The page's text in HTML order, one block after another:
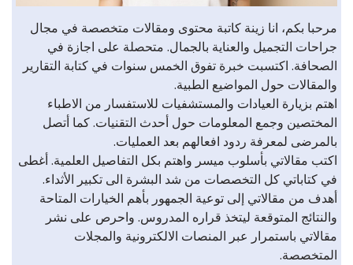
مرحبا بكم، انا زينة كاتبة محتوى ومقالات متخصصة في مجال
جراحات التجميل والعناية بالجمال. متحصلة على اجازة في
الصحافة. اكتسبت خبرة تفوق الخمس سنوات في كتابة التقارير
والمقالات حول المواضيع الطبية.
اهتم بزيارة العيادات والمستشفيات للاستفسار من الاطباء
المختصين وجمع المعلومات حول أحدث التقنيات. كما أتصل
بالمرضى لمعرفة ردود افعالهم بعد العمليات.
اكتب مقالاتي بأسلوب ميسر واهتم بكل التفاصيل العلمية. أغطى
في كتاباتي كل التخصصات من شد البشرة الى تكبير الأثداء.
أهدف من مقالاتي إلى توعية الجمهور بأهم الخيارات المتاحة
والنتائج المتوقعة ليتخذ قراره المدروس. واحرص على نشر
مقالاتي باستمرار عبر المنصات الالكترونية والمجلات
المتخصصة.